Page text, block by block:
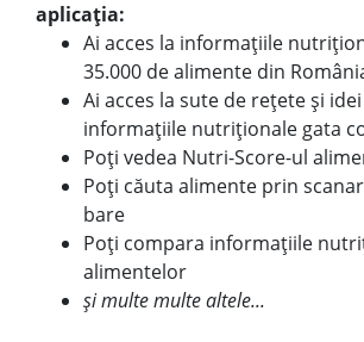
aplicația:
Ai acces la informațiile
35.000 de alimente din
Ai acces la sute de rețete și
informațiile nutriționale gata
Poți vedea Nutri-Score-ul
Poți căuta alimente prin
bare
Poți compara informațiile
alimentelor
și multe multe altele...